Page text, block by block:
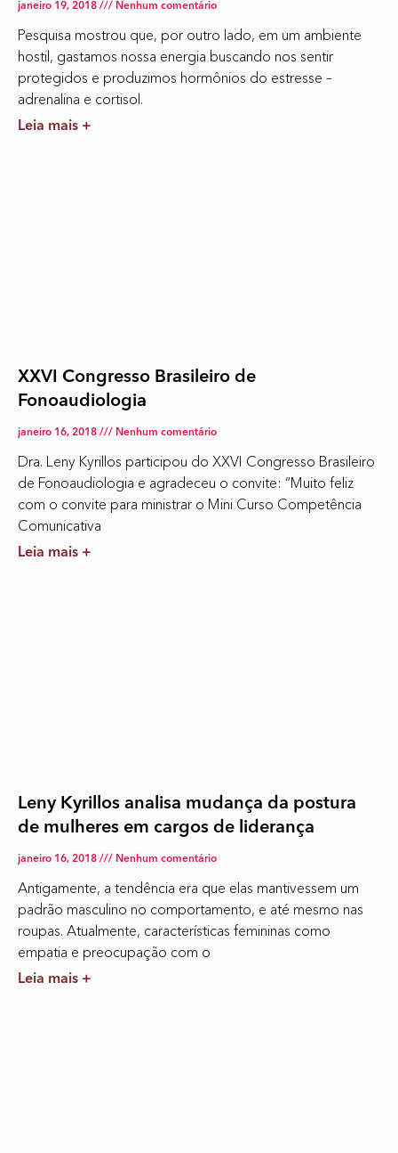
janeiro 19, 2018 Nenhum comentário
Pesquisa mostrou que, por outro lado, em um ambiente
hostil, gastamos nossa energia buscando nos sentir
protegidos e produzimos hormônios do estresse –
adrenalina e cortisol.
Leia mais +
XXVI Congresso Brasileiro de
Fonoaudiologia
janeiro 16, 2018 Nenhum comentário
Dra. Leny Kyrillos participou do XXVI Congresso Brasileiro
de Fonoaudiologia e agradeceu o convite: “Muito feliz
com o convite para ministrar o Mini Curso Competência
Comunicativa
Leia mais +
Leny Kyrillos analisa mudança da postura
de mulheres em cargos de liderança
janeiro 16, 2018 Nenhum comentário
Antigamente, a tendência era que elas mantivessem um
padrão masculino no comportamento, e até mesmo nas
roupas. Atualmente, características femininas como
empatia e preocupação com o
Leia mais +